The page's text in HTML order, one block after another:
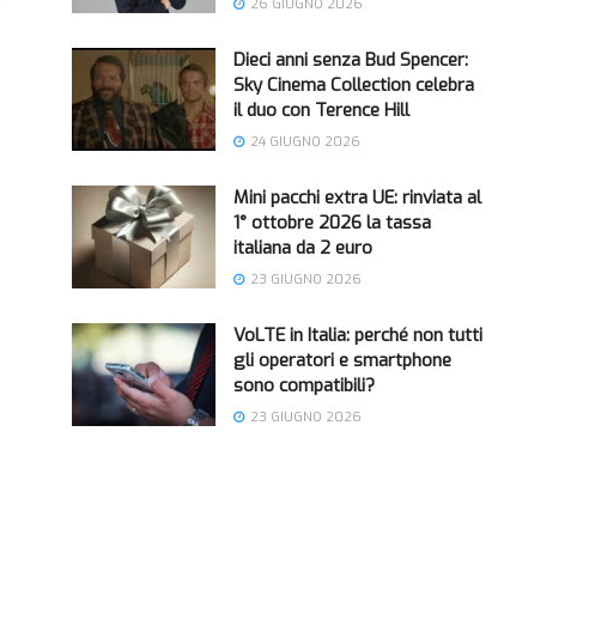
26 GIUGNO 2026
Dieci anni senza Bud Spencer:
Sky Cinema Collection celebra
il duo con Terence Hill
24 GIUGNO 2026
Mini pacchi extra UE: rinviata al
1° ottobre 2026 la tassa
italiana da 2 euro
23 GIUGNO 2026
VoLTE in Italia: perché non tutti
gli operatori e smartphone
sono compatibili?
23 GIUGNO 2026